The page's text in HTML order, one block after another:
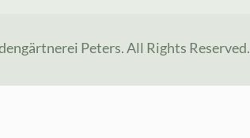
Peters. All Rights Reserved.